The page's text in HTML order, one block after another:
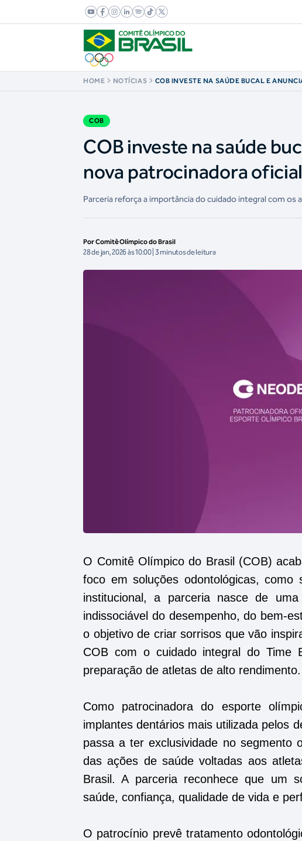
HOME NOTÍCIAS
COB INVESTE NA SAÚDE BUCAL E
COB
COB investe na saúde
nova patrocinadora
Parceria reforça a importância do cuidado integral com os
Por Comitê Olímpico do Brasil
28 de jan, 2026 às 10:00 | 3 minutos de leitura
O Comitê Olímpico do Brasil (COB)
foco em soluções odontológicas,
institucional, a parceria nasce de
indissociável do desempenho, do bem-
o objetivo de criar sorrisos que vão
COB com o cuidado integral do Time
preparação de atletas de alto rendimento.
Como patrocinadora do esporte
implantes dentários mais utilizada pelos
passa a ter exclusividade no segmento
das ações de saúde voltadas aos
Brasil. A parceria reconhece que um
saúde, confiança, qualidade de vida e
O patrocínio prevê tratamento